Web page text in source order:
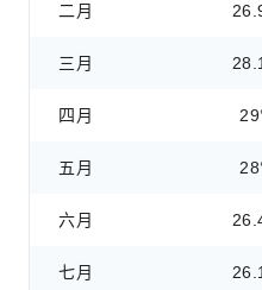
二月
三月
四月
五月
六月
七月